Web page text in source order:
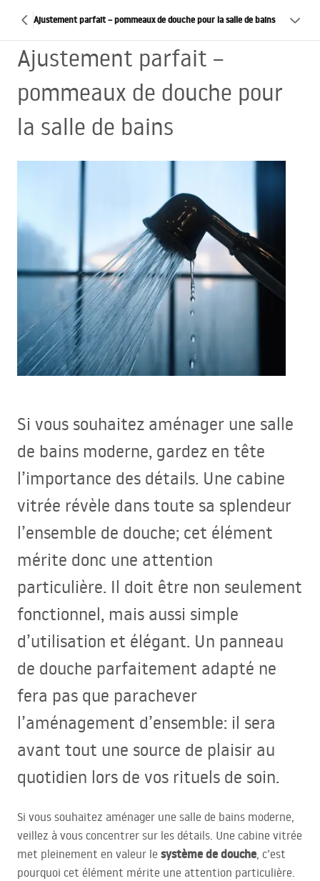
Ajustement parfait – pommeaux de douche pour la salle de bains
Ajustement parfait –
pommeaux de douche pour
la salle de bains
Si vous souhaitez aménager une salle
de bains moderne, gardez en tête
l’importance des détails. Une cabine
vitrée révèle dans toute sa splendeur
l’ensemble de douche; cet élément
mérite donc une attention
particulière. Il doit être non seulement
fonctionnel, mais aussi simple
d’utilisation et élégant. Un panneau
de douche parfaitement adapté ne
fera pas que parachever
l’aménagement d’ensemble: il sera
avant tout une source de plaisir au
quotidien lors de vos rituels de soin.
Si vous souhaitez aménager une salle de bains moderne,
veillez à vous concentrer sur les détails. Une cabine vitrée
met pleinement en valeur le système de douche, c’est
pourquoi cet élément mérite une attention particulière.